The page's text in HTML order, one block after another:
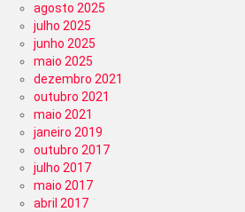
agosto 2025
julho 2025
junho 2025
maio 2025
dezembro 2021
outubro 2021
maio 2021
janeiro 2019
outubro 2017
julho 2017
maio 2017
abril 2017